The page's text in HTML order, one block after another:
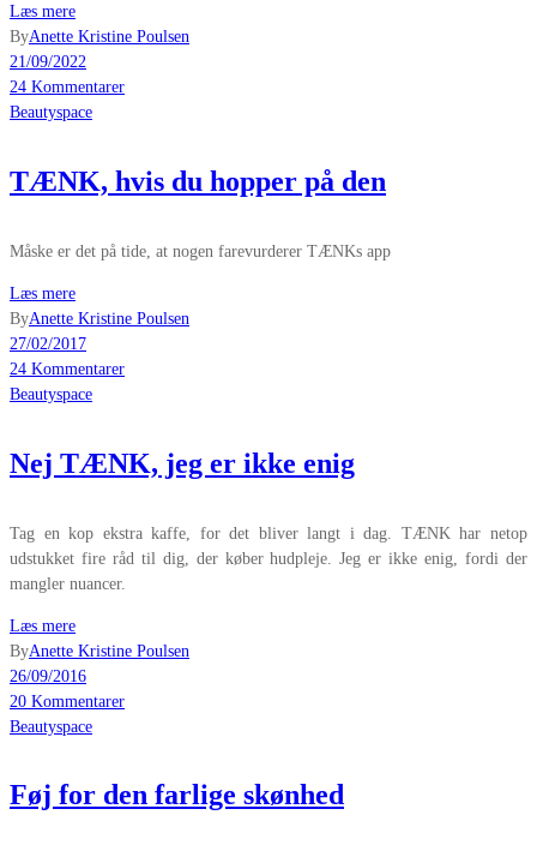
Læs mere
ByAnette Kristine Poulsen
21/09/2022
24 Kommentarer
Beautyspace
TÆNK, hvis du hopper på den
Måske er det på tide, at nogen farevurderer TÆNKs app
Læs mere
ByAnette Kristine Poulsen
27/02/2017
24 Kommentarer
Beautyspace
Nej TÆNK, jeg er ikke enig
Tag en kop ekstra kaffe, for det bliver langt i dag. TÆNK har netop
udstukket fire råd til dig, der køber hudpleje. Jeg er ikke enig, fordi der
mangler nuancer.
Læs mere
ByAnette Kristine Poulsen
26/09/2016
20 Kommentarer
Beautyspace
Føj for den farlige skønhed